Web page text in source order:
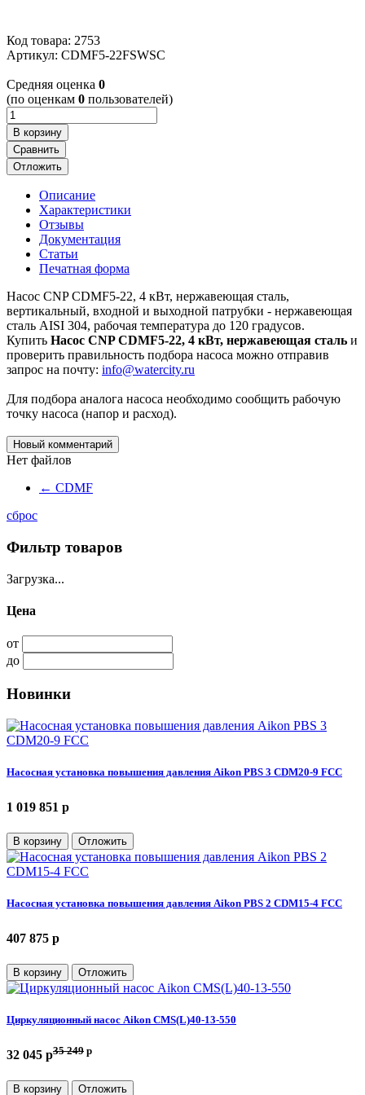
Код товара: 2753
Артикул: CDMF5-22FSWSC
Cредняя оценка 0
(по оценкам 0 пользователей)
В корзину
Сравнить
Отложить
Описание
Характеристики
Отзывы
Документация
Статьи
Печатная форма
Насос CNP CDMF5-22, 4 кВт, нержавеющая cталь,
вертикальный, входной и выходной патрубки - нержавеющая
cталь AISI 304, рабочая температура до 120 градусов.
Купить Насос CNP CDMF5-22, 4 кВт, нержавеющая cталь и
проверить правильность подбора насоса можно отправив
запрос на почту: info@watercity.ru
Для подбора аналога насоса необходимо сообщить рабочую
точку насоса (напор и расход).
Новый комментарий
Нет файлов
← CDMF
сброс
Фильтр товаров
Загрузка...
Цена
от
до
Новинки
Насосная установка повышения давления Aikon PBS 3 CDM20-9 FCC
1 019 851 p
В корзину Отложить
Насосная установка повышения давления Aikon PBS 2 CDM15-4 FCC
407 875 p
В корзину Отложить
Циркуляционный насос Aikon CMS(L)40-13-550
32 045 p35 249 p
В корзину Отложить